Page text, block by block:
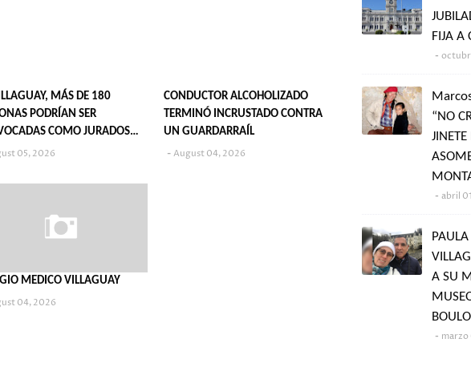
MÁS DE 180
PODRÍAN SER
COMO JURADOS
EN 2027
05, 2026
CONDUCTOR ALCOHOLIZADO
TERMINÓ INCRUSTADO CONTRA
UN GUARDARRAÍL
August 04, 2026
MEDICO VILLAGUAY
04, 2026
FIJA A
“NO
JINETE
abril
A SU
marzo